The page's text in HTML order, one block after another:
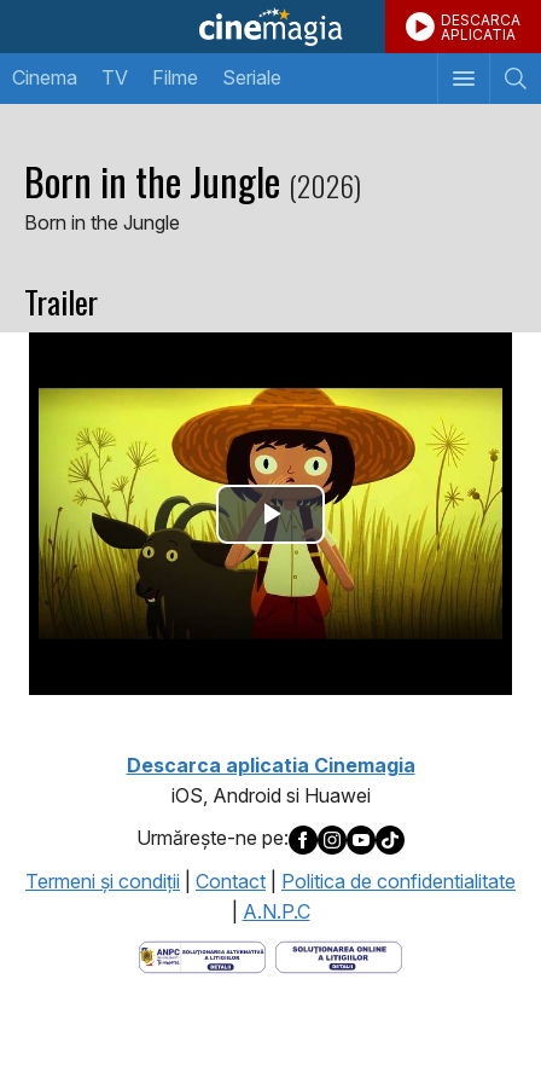
DESCARCA
APLICATIA
Cinema TV Filme Seriale
Born in the Jungle (2026)
Born in the Jungle
Trailer
Descarca aplicatia Cinemagia
iOS, Android si Huawei
Urmăreşte-ne pe:
Termeni şi condiţii
Contact
Politica de confidentialitate
A.N.P.C